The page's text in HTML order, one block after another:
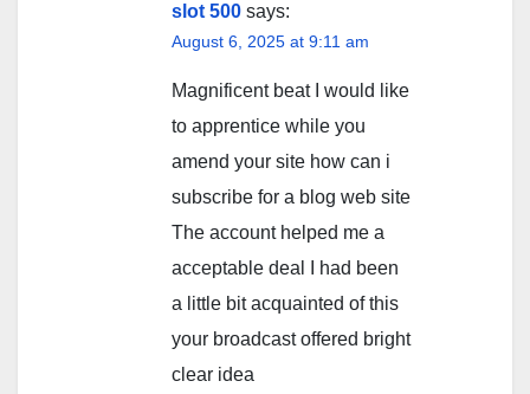
slot 500 says:
August 6, 2025 at 9:11 am
Magnificent beat I would like
to apprentice while you
amend your site how can i
subscribe for a blog web site
The account helped me a
acceptable deal I had been
a little bit acquainted of this
your broadcast offered bright
clear idea